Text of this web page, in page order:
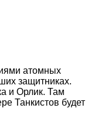
атомных
защитниках.
и Орлик. Там
Танкистов будет